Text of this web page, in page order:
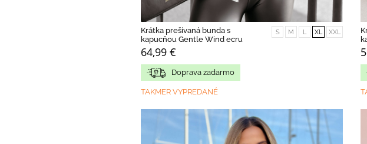
Krátka prešívaná bunda s
kapucňou Gentle Wind ecru
64,99 €
S M L XL XXL
Doprava zadarmo
TAKMER VYPREDANÉ